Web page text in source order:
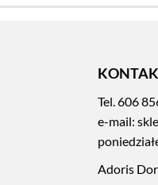
Tel.606
e-mail:
Adoris